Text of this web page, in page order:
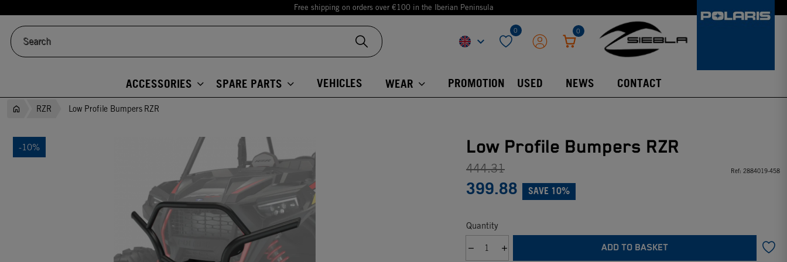
Free shipping on orders over €100 in the Iberian Peninsula
keyboard_arrow_down
0 0
ACCESSORIES SPARE PARTS VEHICLES WEAR PROMOTION USED NEWS CONTACT
RZR Low Profile Bumpers RZR
-10% Low Profile Bumpers RZR
444.31
399.88 SAVE 10%
Ref: 2884019-458
Quantity
ADD TO BASKET